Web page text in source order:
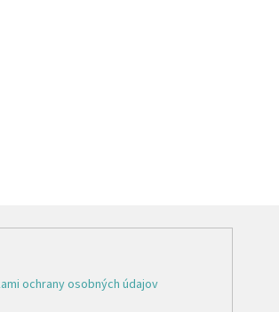
ochrany osobných údajov